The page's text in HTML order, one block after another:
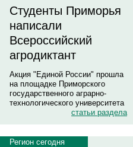
Студенты Приморья
написали
Всероссийский
агродиктант
Акция "Единой России" прошла
на площадке Приморского
государственного аграрно-
технологического университета
статьи раздела
Регион сегодня